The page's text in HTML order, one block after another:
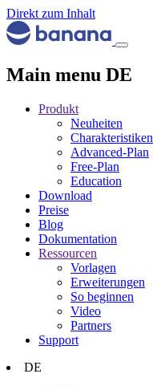
Direkt zum Inhalt
Main menu DE
Produkt
Neuheiten
Charakteristiken
Advanced-Plan
Free-Plan
Education
Download
Preise
Blog
Dokumentation
Ressourcen
Vorlagen
Erweiterungen
So beginnen
Video
Partners
Support
DE